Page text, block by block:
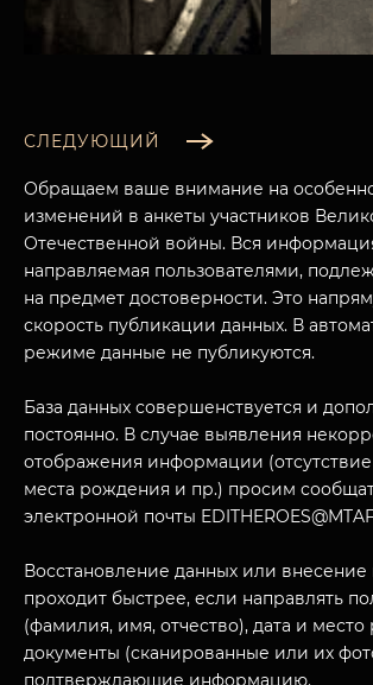
МУЗЕЙНЫЙ
ПОСЕТИТЕЛЯМ
О НАС
НАЗАД
СЛЕДУЮЩИЙ
Обращаем ваше внимание на
изменений в анкеты участников
Отечественной войны. Вся
направляемая пользователями,
на предмет достоверности. Это
скорость публикации данных. В
режиме данные не публикуются.
База данных совершенствуется и
постоянно. В случае выявления
отображения информации
места рождения и пр.) просим
электронной почты
Восстановление данных или
проходит быстрее, если направлять
(фамилия, имя, отчество), дата и
документы (сканированные или их
подтверждающие информацию.